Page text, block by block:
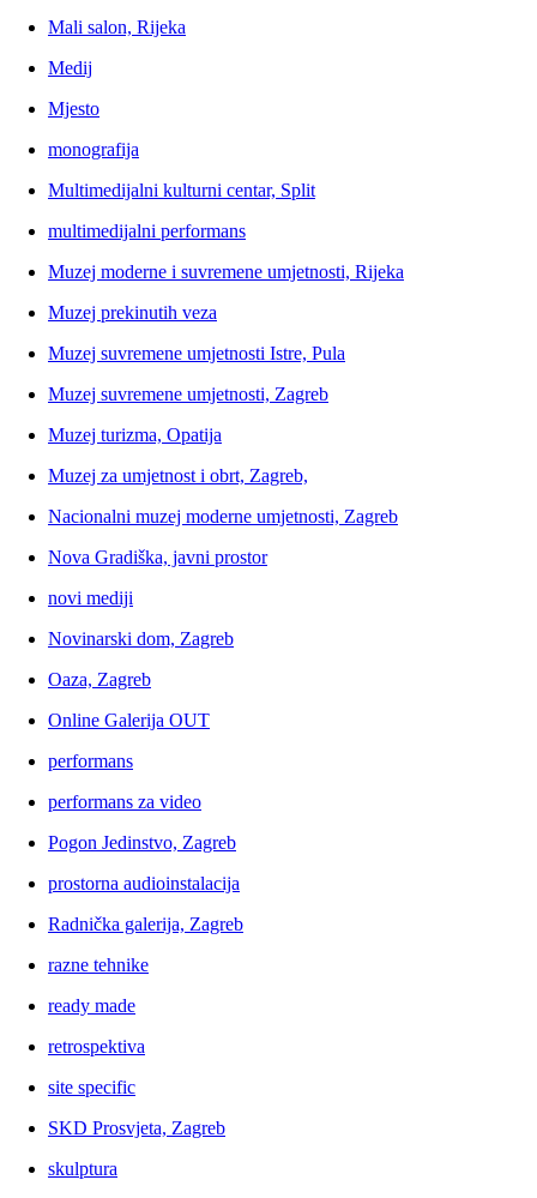
Mali salon, Rijeka
Medij
Mjesto
monografija
Multimedijalni kulturni centar, Split
multimedijalni performans
Muzej moderne i suvremene umjetnosti, Rijeka
Muzej prekinutih veza
Muzej suvremene umjetnosti Istre, Pula
Muzej suvremene umjetnosti, Zagreb
Muzej turizma, Opatija
Muzej za umjetnost i obrt, Zagreb,
Nacionalni muzej moderne umjetnosti, Zagreb
Nova Gradiška, javni prostor
novi mediji
Novinarski dom, Zagreb
Oaza, Zagreb
Online Galerija OUT
performans
performans za video
Pogon Jedinstvo, Zagreb
prostorna audioinstalacija
Radnička galerija, Zagreb
razne tehnike
ready made
retrospektiva
site specific
SKD Prosvjeta, Zagreb
skulptura